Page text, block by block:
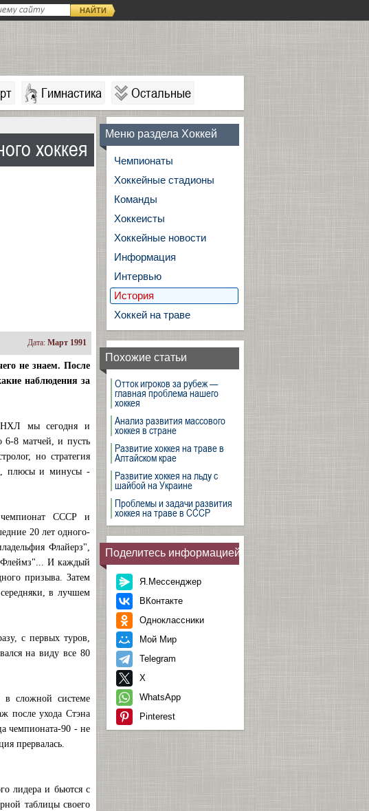
НАЙТИ
Гимнастика Остальные
хоккея
Дата: Март 1991
не знаем. После
наблюдения за
НХЛ мы сегодня и
6-8 матчей, и пусть
но стратегия
плюсы и минусы -
СССР и
20 лет одного-
Флайерз",
Флеймз"... И каждый
призыва. Затем
в лучшем
с первых туров,
на виду все 80
сложной системе
после ухода Стэна
чемпионата-90 - не
прервалась.
лидера и бьются с
таблицы своего
Меню раздела Хоккей
Чемпионаты
Хоккейные стадионы
Команды
Хоккеисты
Хоккейные новости
Информация
Интервью
История
Хоккей на траве
Похожие статьи
Отток игроков за рубеж —
главная проблема нашего
хоккея
Анализ развития массового
хоккея в стране
Развитие хоккея на траве в
Алтайском крае
Развитие хоккея на льду с
шайбой на Украине
Проблемы и задачи развития
хоккея на траве в СССР
Поделитесь информацией
Я.Мессенджер
ВКонтакте
Одноклассники
Мой Мир
Telegram
X
WhatsApp
Pinterest